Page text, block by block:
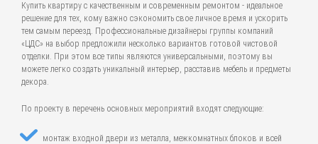
Купить квартиру с качественным и современным ремонтом - идеальное
решение для тех, кому важно сэкономить свое личное время и ускорить
тем самым переезд. Профессиональные дизайнеры группы компаний
«ЦДС» на выбор предложили несколько вариантов готовой чистовой
отделки. При этом все типы являются универсальными, поэтому вы
можете легко создать уникальный интерьер, расставив мебель и предметы
декора.
По проекту в перечень основных мероприятий входят следующие:
монтаж входной двери из металла, межкомнатных блоков и всей